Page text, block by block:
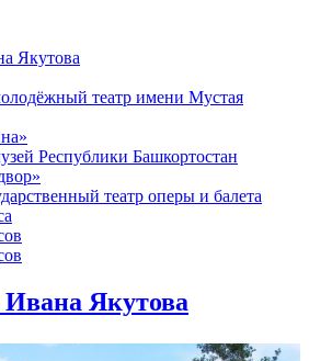
Якутова
театр имени Мустая
Республики Башкортостан
театр оперы и балета
Якутова